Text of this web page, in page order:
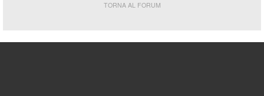
TORNA AL FORUM